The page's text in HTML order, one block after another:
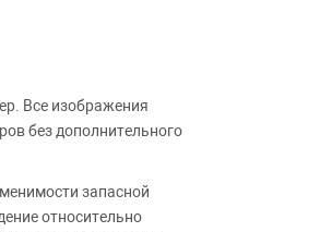
Все изображения
без дополнительного
запасной
относительно